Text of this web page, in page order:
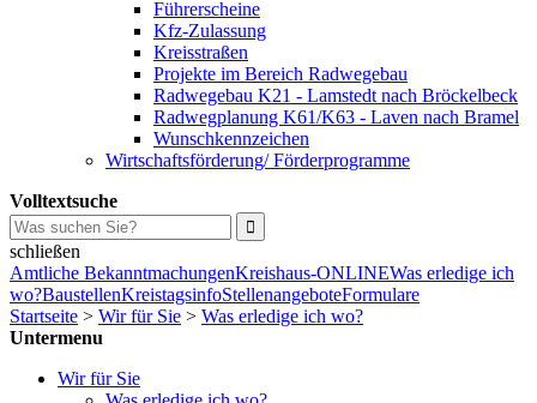
Führerscheine
Kfz-Zulassung
Kreisstraßen
Projekte im Bereich Radwegebau
Radwegebau K21 - Lamstedt nach Bröckelbeck
Radwegplanung K61/K63 - Laven nach Bramel
Wunschkennzeichen
Wirtschaftsförderung/ Förderprogramme
Volltextsuche
schließen
Amtliche BekanntmachungenKreishaus-ONLINEWas erledige ich
wo?BaustellenKreistagsinfoStellenangeboteFormulare
Startseite > Wir für Sie > Was erledige ich wo?
Untermenu
Wir für Sie